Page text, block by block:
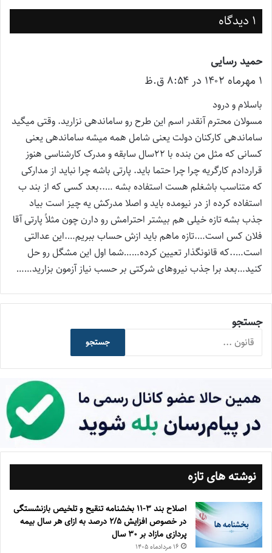
1 دیدگاه
حمید رسایی
ف
:
۱ مهر‌ماه ۱۴۰۲ در ۸:۵۴ ق.ظ
باسلام و درود
مسولان محترم آنقدر اسم این طرح رو ساماندهی نزارید. وقتی میگید
ساماندهی کارکنان دولت یعنی شامل همه میشه ساماندهی یعنی
کسانی که مثل من بنده با ۲۲سال سابقه و مدرک کارشناسی هنوز
قراردادم کارگریه چرا چرا حتما باید. پارتی باشه چرا نباید از مدارکی
که متناسب باشغلم هست استفاده بشه …..بعد کسی که از بند ب
استفاده کرده از در نیومده باید و اصلا مدرکش یه چیز است بیاد
جذب بشه تازه خیلی هم بیشتر احترامش رو دارن چون مثلاً پارتی آقا
فلان کس است….تازه ماهم باید ازش حساب ببریم….این عدالتی
است…..که قانونگذار تعیین کرده……شما اول این مشگل رو حل
کنید…بعد برا جذب نیروهای شرکتی بر حسب نیاز آزمون بزارید……
جستجو
جستجو
نوشته های تازه
اصلاح بند ۳‏-۱۱ بخشنامه تنقیح و تلخیص بازنشستگی
در خصوص افزایش ۵‏‏‏‏‏‏‏‏‏/۲ درصد به ازای هر سال بیمه
پردازی مازاد بر ۳۰‏ سال
۱۶ مرداد‌ماه ۱۴۰۵